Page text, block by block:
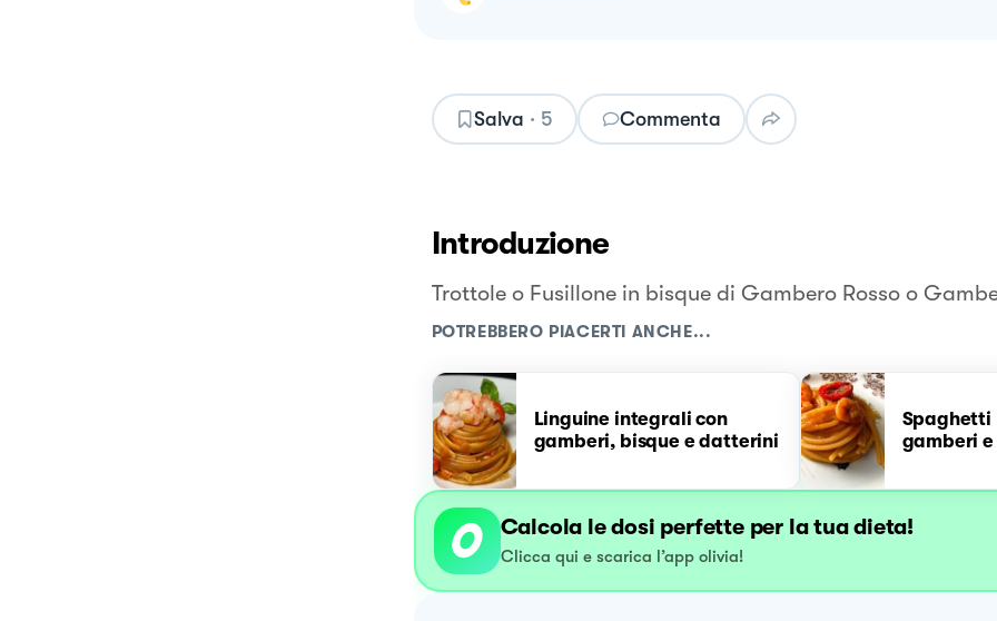
Salva · 5 Commenta
Introduzione
Trottole o Fusillone in bisque di Gambero Rosso o
POTREBBERO PIACERTI ANCHE...
Linguine integrali con
gamberi, bisque e datterini
Spaghetti
gamberi e
Calcola le dosi perfette per la tua dieta!
Clicca qui e scarica l’app olivia!